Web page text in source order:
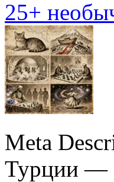
25+
Meta
Турции —